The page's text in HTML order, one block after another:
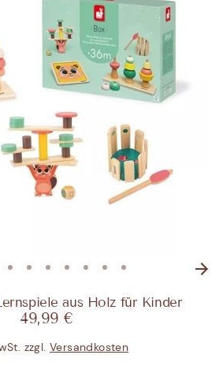
aus Holz für Kinder
49,99 €
zzgl. Versandkosten